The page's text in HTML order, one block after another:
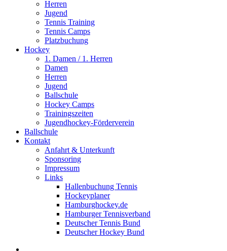
Herren
Jugend
Tennis Training
Tennis Camps
Platzbuchung
Hockey
1. Damen / 1. Herren
Damen
Herren
Jugend
Ballschule
Hockey Camps
Trainingszeiten
Jugendhockey-Förderverein
Ballschule
Kontakt
Anfahrt & Unterkunft
Sponsoring
Impressum
Links
Hallenbuchung Tennis
Hockeyplaner
Hamburghockey.de
Hamburger Tennisverband
Deutscher Tennis Bund
Deutscher Hockey Bund